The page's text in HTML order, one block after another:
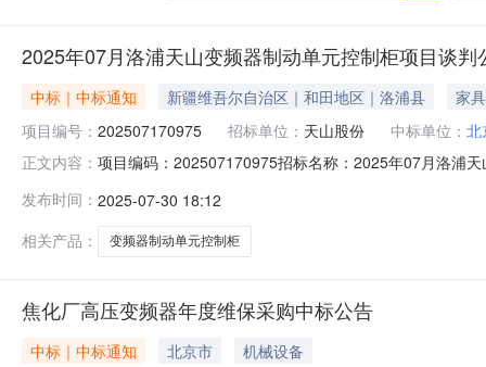
2025年07月洛浦天山变频器制动单元控制柜项目谈判
中标｜中标通知 新疆维吾尔自治区｜和田地区｜洛浦县
家
项目编号： 202507170975 招标单位： 天山股份 中标单位： 北
正文内容： 项目编码：202507170975招标名称：2025年07月洛浦
发布时间： 2025-07-30 18:12
相关产品：
变频器制动单元控制柜
焦化厂高压变频器年度维保采购中标公告
中标｜中标通知 北京市
机械设备